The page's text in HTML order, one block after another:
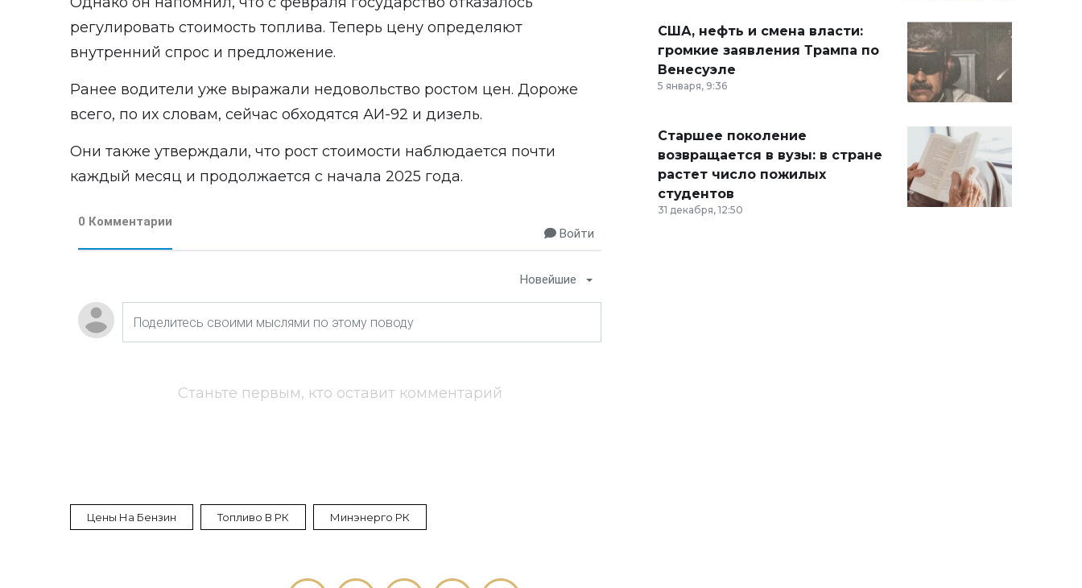
регулировать стоимость топлива. Теперь цену определяют
внутренний спрос и предложение.
Ранее водители уже выражали недовольство ростом цен. Дороже
всего, по их словам, сейчас обходятся АИ-92 и дизель.
Они также утверждали, что рост стоимости наблюдается почти
каждый месяц и продолжается с начала 2025 года.
0 Комментарии
Войти
Новейшие
Станьте первым, кто оставит комментарий
Цены На Бензин Топливо В РК Минэнерго РК
США, нефть и смена власти:
громкие заявления Трампа по
Венесуэле
5 января, 9:36
Старшее поколение
возвращается в вузы: в стране
растет число пожилых
студентов
31 декабря, 12:50